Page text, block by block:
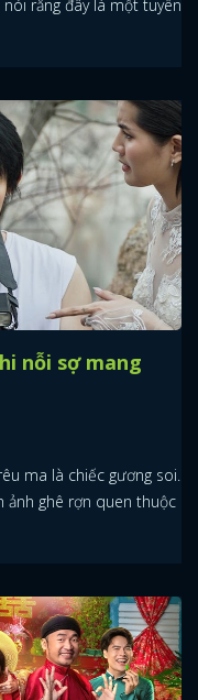
rằng đây là một tuyên
nỗi sợ mang
ma là chiếc gương soi.
ảnh ghê rợn quen thuộc